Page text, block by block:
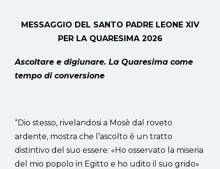
MESSAGGIO DEL SANTO PADRE LEONE XIV
PER LA QUARESIMA 2026
Ascoltare e digiunare. La Quaresima come
tempo di conversione
“Dio stesso, rivelandosi a Mosè dal roveto
ardente, mostra che l’ascolto è un tratto
distintivo del suo essere: «Ho osservato la miseria
del mio popolo in Egitto e ho udito il suo grido»